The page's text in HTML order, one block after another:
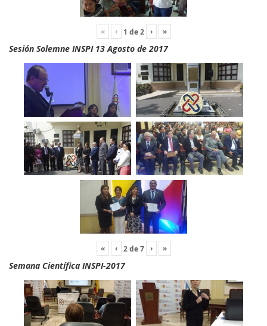
« ‹ 1 de2 › »
Sesión Solemne INSPI 13 Agosto de 2017
« ‹ 2de7 › »
Semana Científica INSPI-2017